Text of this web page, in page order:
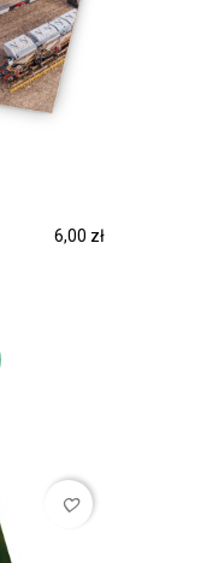
6,00 zł
DO DO
favorite_border